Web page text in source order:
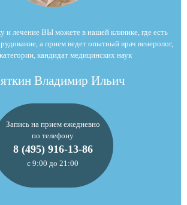
и лечение ВЫ можете в нашей клинике, где есть
а прием ведет опытный врач венеролог,
кандидат медицинских наук
Владимир Ильич
Запись на прием ежедневно
по телефону
8 (495) 916-13-86
с 9:00 до 21:00